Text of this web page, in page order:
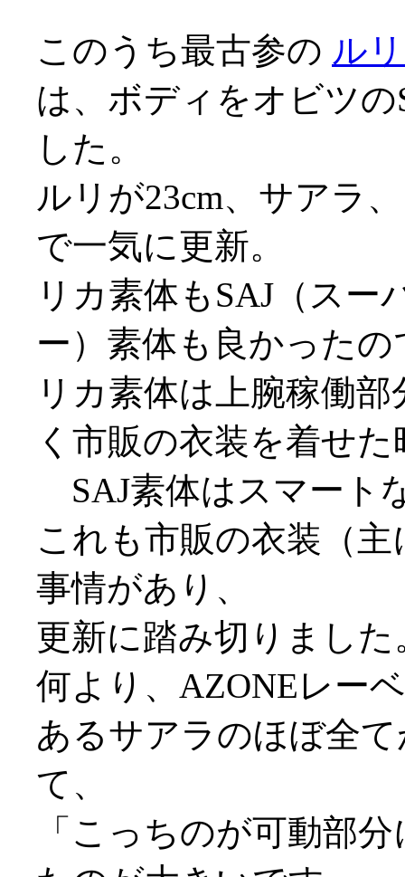
このうち最古参の ル
は、ボディをオビツ
した。
ルリが23cm、サアラ
で一気に更新。
リカ素体もSAJ（ス
ー）素体も良かった
リカ素体は上腕稼働
く市販の衣装を着せ
SAJ素体はスマート
これも市販の衣装（
事情があり、
更新に踏み切りました
何より、AZONEレー
あるサアラのほぼ全
て、
「こっちのが可動部